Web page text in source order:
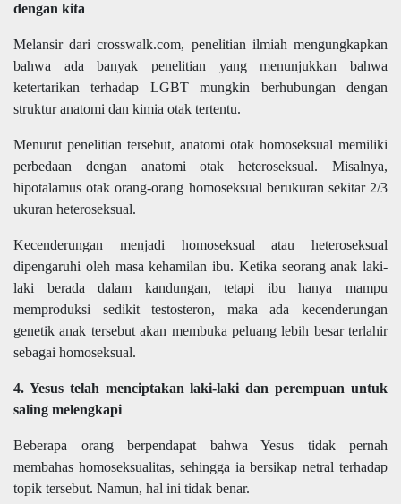
dengan kita
Melansir dari crosswalk.com, penelitian ilmiah mengungkapkan
bahwa ada banyak penelitian yang menunjukkan bahwa
ketertarikan terhadap LGBT mungkin berhubungan dengan
struktur anatomi dan kimia otak tertentu.
Menurut penelitian tersebut, anatomi otak homoseksual memiliki
perbedaan dengan anatomi otak heteroseksual. Misalnya,
hipotalamus otak orang-orang homoseksual berukuran sekitar 2/3
ukuran heteroseksual.
Kecenderungan menjadi homoseksual atau heteroseksual
dipengaruhi oleh masa kehamilan ibu. Ketika seorang anak laki-
laki berada dalam kandungan, tetapi ibu hanya mampu
memproduksi sedikit testosteron, maka ada kecenderungan
genetik anak tersebut akan membuka peluang lebih besar terlahir
sebagai homoseksual.
4. Yesus telah menciptakan laki-laki dan perempuan untuk
saling melengkapi
Beberapa orang berpendapat bahwa Yesus tidak pernah
membahas homoseksualitas, sehingga ia bersikap netral terhadap
topik tersebut. Namun, hal ini tidak benar.